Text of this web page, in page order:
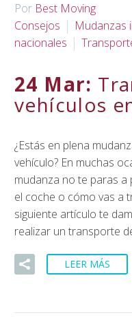
Por Best Moving
Consejos
Mudanzas
nacionales
24 Mar:
vehículos
¿Estás en plena
vehículo? En muchas
mudanza no te paras
el coche o cómo vas a
siguiente artículo te
realizar un transporte
LEER MÁS